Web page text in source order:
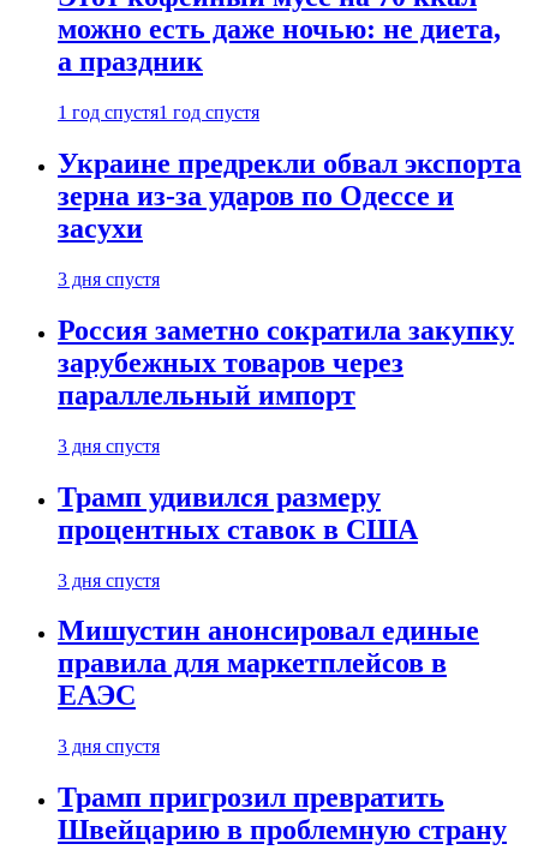
можно есть даже ночью: не диета,
а праздник
1 год спустя1 год спустя
Украине предрекли обвал экспорта
зерна из-за ударов по Одессе и
засухи
3 дня спустя
Россия заметно сократила закупку
зарубежных товаров через
параллельный импорт
3 дня спустя
Трамп удивился размеру
процентных ставок в США
3 дня спустя
Мишустин анонсировал единые
правила для маркетплейсов в
ЕАЭС
3 дня спустя
Трамп пригрозил превратить
Швейцарию в проблемную страну